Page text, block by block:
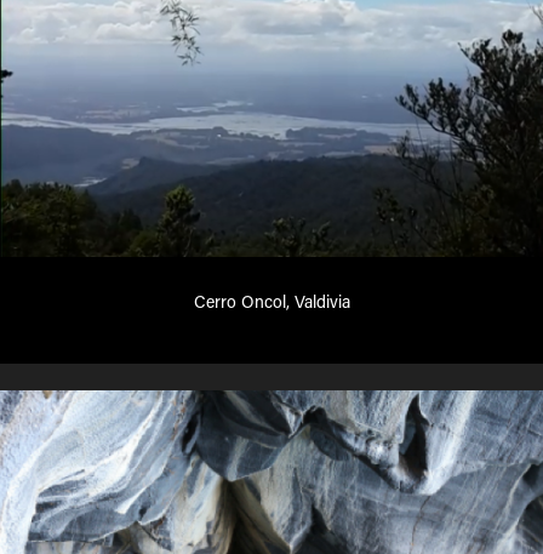
Cerro Oncol, Valdivia